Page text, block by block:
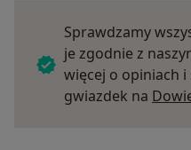
Sprawdzamy
je zgodnie z
więcej o opiniach
gwiazdek na